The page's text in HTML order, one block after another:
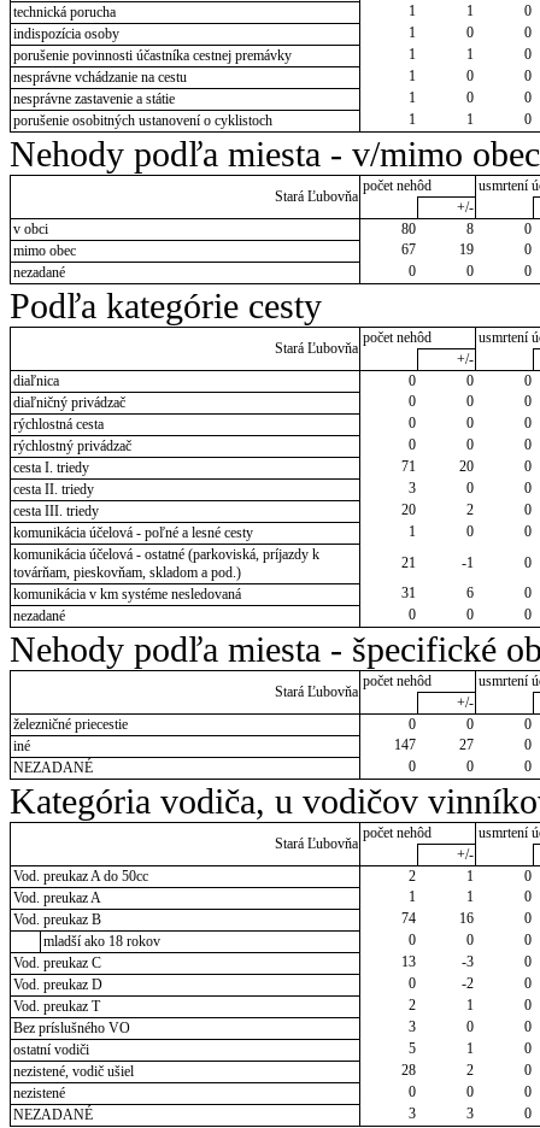
technická porucha
1 1
0
indispozícia osoby
1 0
0
porušenie povinnosti účastníka cestnej premávky
1 1
0
nesprávne vchádzanie na cestu
1 0
0
nesprávne zastavenie a státie
1 0
0
porušenie osobitných ustanovení o cyklistoch
1 1 0
Nehody podľa miesta - v/mimo obec
Stará Ľubovňa
počet nehôd
usmrtení
+/-
v obci
80 8
0
mimo obec
67 19
0
nezadané
0 0 0
Podľa kategórie cesty
Stará Ľubovňa
počet nehôd
usmrtení
+/-
diaľnica
0 0
0
diaľničný privádzač
0 0
0
rýchlostná cesta
0 0
0
rýchlostný privádzač
0 0
0
cesta I. triedy
71 20
0
cesta II. triedy
3 0
0
cesta III. triedy
20 2
0
komunikácia účelová - poľné a lesné cesty
1 0
0
komunikácia účelová - ostatné (parkoviská, príjazdy k
továrňam, pieskovňam, skladom a pod.)
21 -1
0
komunikácia v km systéme nesledovaná
31 6
0
nezadané
0 0 0
Nehody podľa miesta - špecifické
Stará Ľubovňa
počet nehôd
usmrtení
+/-
železničné priecestie
0 0
0
iné
147 27
0
NEZADANÉ
0 0 0
Kategória vodiča, u vodičov
Stará Ľubovňa
počet nehôd
usmrtení
+/-
Vod. preukaz A do 50cc
2 1
0
Vod. preukaz A
1 1
0
Vod. preukaz B
74 16
0
mladší ako 18 rokov
0 0
0
Vod. preukaz C
13 -3
0
Vod. preukaz D
0 -2
0
Vod. preukaz T
2 1
0
Bez príslušného VO
3 0
0
ostatní vodiči
5 1
0
nezistené, vodič ušiel
28 2
0
nezistené
0 0
0
NEZADANÉ
3 3 0